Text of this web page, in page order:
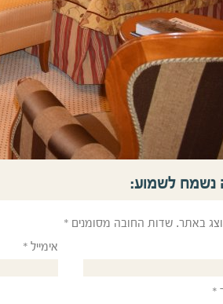
נשמח לשמוע:
באתר. שדות החובה מסומנים *
אימייל *
*